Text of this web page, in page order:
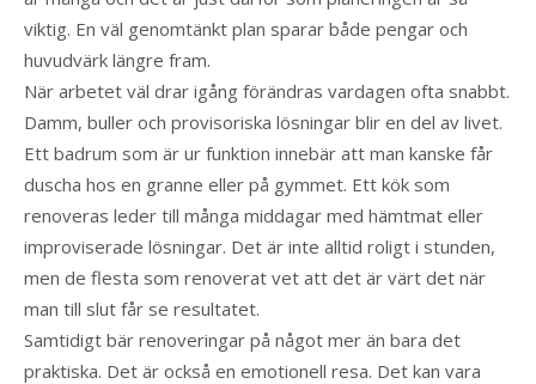
viktig. En väl genomtänkt plan sparar både pengar och
huvudvärk längre fram.
När arbetet väl drar igång förändras vardagen ofta snabbt.
Damm, buller och provisoriska lösningar blir en del av livet.
Ett badrum som är ur funktion innebär att man kanske får
duscha hos en granne eller på gymmet. Ett kök som
renoveras leder till många middagar med hämtmat eller
improviserade lösningar. Det är inte alltid roligt i stunden,
men de flesta som renoverat vet att det är värt det när
man till slut får se resultatet.
Samtidigt bär renoveringar på något mer än bara det
praktiska. Det är också en emotionell resa. Det kan vara